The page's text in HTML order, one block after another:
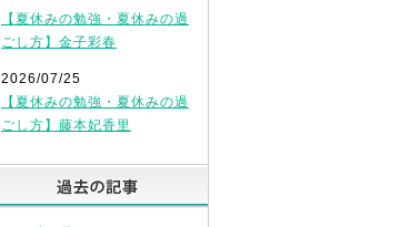
【夏休みの勉強・夏休みの過
ごし方】金子彩春
2026/07/25
【夏休みの勉強・夏休みの過
ごし方】藤本妃香里